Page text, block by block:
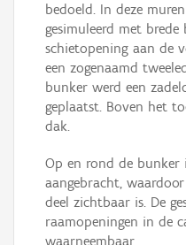
bedoeld. In deze
gesimuleerd met
schietopening aan de
een zogenaamd
bunker werd een
geplaatst. Boven het
dak.
Op en rond de bunker
aangebracht,
deel zichtbaar is. De
raamopeningen in de
waarneembaar.